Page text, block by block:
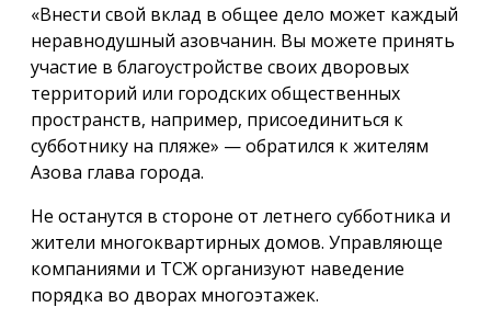
«Внести свой вклад в общее дело может каждый
неравнодушный азовчанин. Вы можете принять
участие в благоустройстве своих дворовых
территорий или городских общественных
пространств, например, присоединиться к
субботнику на пляже» — обратился к жителям
Азова глава города.
Не останутся в стороне от летнего субботника и
жители многоквартирных домов. Управляюще
компаниями и ТСЖ организуют наведение
порядка во дворах многоэтажек.